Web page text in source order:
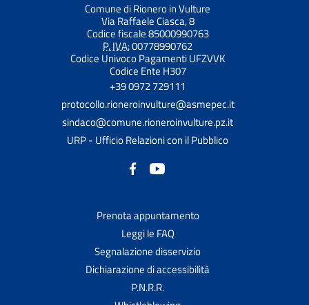
Comune di Rionero in Vulture
Via Raffaele Ciasca, 8
Codice fiscale 85000990763
P. IVA:00778990762
Codice Univoco Pagamenti UFZVVK
Codice Ente H307
+39 0972 729111
protocollo.rioneroinvulture@asmepec.it
sindaco@comune.rioneroinvulture.pz.it
URP - Ufficio Relazioni con il Pubblico
Prenota appuntamento
Leggi le FAQ
Segnalazione disservizio
Dichiarazione di accessibilità
P.N.R.R.